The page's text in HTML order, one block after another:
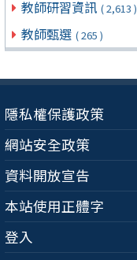
教師研習資訊 ( 2,613 )
教師甄選 ( 265 )
隱私權保護政策
網站安全政策
資料開放宣告
本站使用正體字
登入